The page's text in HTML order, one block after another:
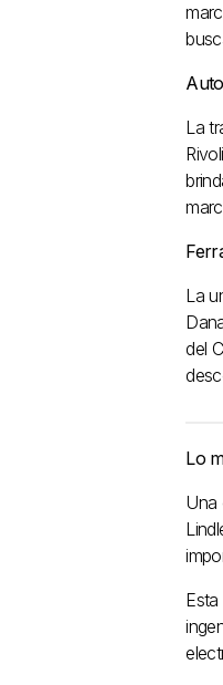
La
La
del
Lo
Una